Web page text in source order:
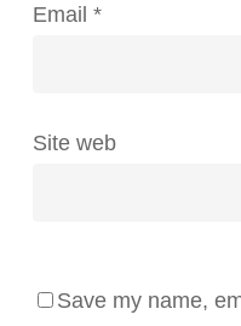
Email *
Site web
Save my name,